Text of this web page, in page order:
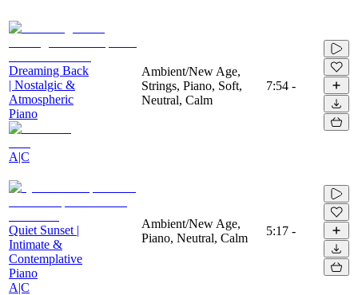
Dreaming Back
| Nostalgic &
Atmospheric
Piano
A|C
Ambient/New Age,
Strings, Piano, Soft,
Neutral, Calm
7:54 -
Quiet Sunset |
Intimate &
Contemplative
Piano
A|C
Ambient/New Age,
Piano, Neutral, Calm
5:17 -